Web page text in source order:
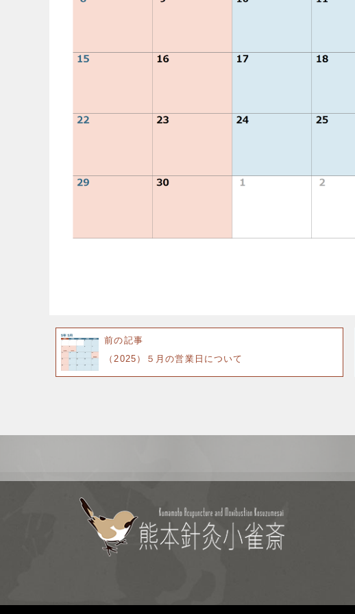
前の記事
（2025）５月の営業日について